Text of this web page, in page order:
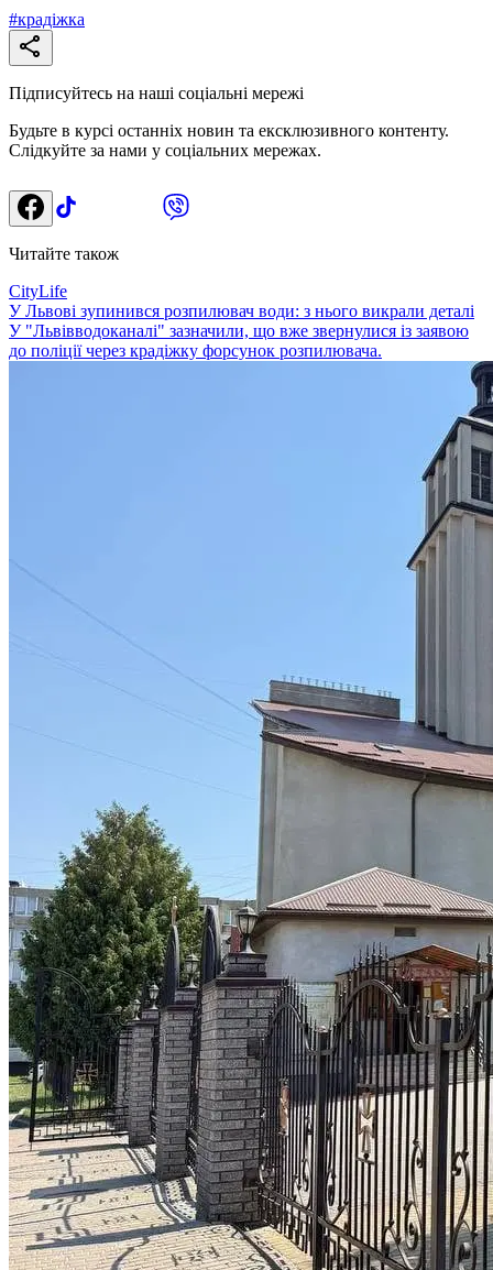
#крадіжка
Підписуйтесь на наші соціальні мережі
Будьте в курсі останніх новин та ексклюзивного контенту.
Слідкуйте за нами у соціальних мережах.
Читайте також
CityLife
У Львові зупинився розпилювач води: з нього викрали деталі
У "Львівводоканалі" зазначили, що вже звернулися із заявою
до поліції через крадіжку форсунок розпилювача.